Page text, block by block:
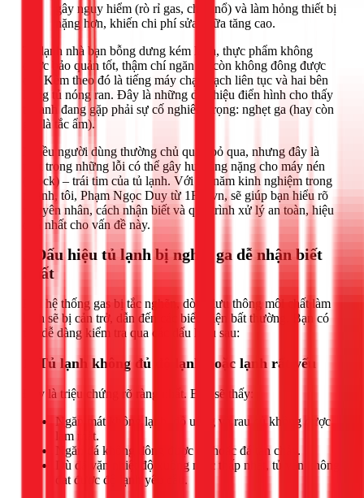
gây nguy hiểm (rò rỉ gas, cháy nổ) và làm hỏng thiết bị
nặng hơn, khiến chi phí sửa chữa tăng cao.
Tủ lạnh nhà bạn bỗng dưng kém lạnh, thực phẩm không
được bảo quản tốt, thậm chí ngăn đá còn không đông được
đá? Kèm theo đó là tiếng máy chạy ì ạch liên tục và hai bên
hông tủ nóng ran. Đây là những dấu hiệu điển hình cho thấy
tủ lạnh đang gặp phải sự cố nghiêm trọng: nghẹt ga (hay còn
gọi là tắc ẩm).
Nhiều người dùng thường chủ quan bỏ qua, nhưng đây là
một trong những lỗi có thể gây hư hỏng nặng cho máy nén
(block) – trái tim của tủ lạnh. Với 14 năm kinh nghiệm trong
ngành, tôi, Phạm Ngọc Duy từ 1Fix.vn, sẽ giúp bạn hiểu rõ
nguyên nhân, cách nhận biết và quy trình xử lý an toàn, hiệu
quả nhất cho vấn đề này.
3 Dấu hiệu tủ lạnh bị nghẹt ga dễ nhận biết
nhất
Khi hệ thống gas bị tắc nghẽn, dòng lưu thông môi chất làm
lạnh sẽ bị cản trở, dẫn đến các biểu hiện bất thường. Bạn có
thể dễ dàng kiểm tra qua các dấu hiệu sau:
1. Tủ lạnh không đủ độ lạnh hoặc lạnh rất yếu
Đây là triệu chứng rõ ràng nhất. Bạn sẽ thấy:
Ngăn mát không lạnh, đồ uống và rau củ không được
làm mát.
Ngăn đá không đông được đá hoặc đá tan chảy.
Dù đã vặn nhiệt độ xuống mức thấp nhất, tủ vẫn không
đạt được độ lạnh yêu cầu.